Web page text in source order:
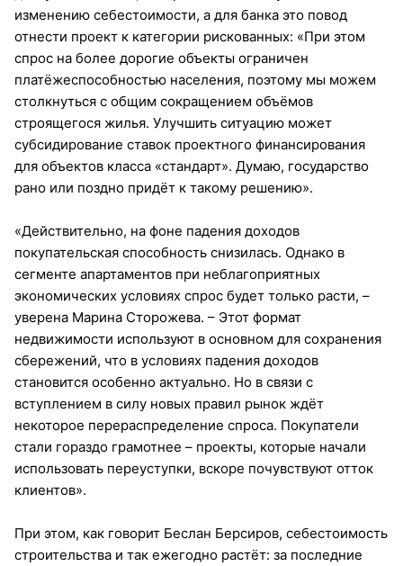
изменению себестоимости, а для банка это повод
отнести проект к категории рискованных: «При этом
спрос на более дорогие объекты ограничен
платёжеспособностью населения, поэтому мы можем
столкнуться с общим сокращением объёмов
строящегося жилья. Улучшить ситуацию может
субсидирование ставок проектного финансирования
для объектов класса «стандарт». Думаю, государство
рано или поздно придёт к такому решению».
«Действительно, на фоне падения доходов
покупательская способность снизилась. Однако в
сегменте апартаментов при неблагоприятных
экономических условиях спрос будет только расти, –
уверена Марина Сторожева. – Этот формат
недвижимости используют в основном для сохранения
сбережений, что в условиях падения доходов
становится особенно актуально. Но в связи с
вступлением в силу новых правил рынок ждёт
некоторое перераспределение спроса. Покупатели
стали гораздо грамотнее – проекты, которые начали
использовать переуступки, вскоре почувствуют отток
клиентов».
При этом, как говорит Беслан Берсиров, себестоимость
строительства и так ежегодно растёт: за последние